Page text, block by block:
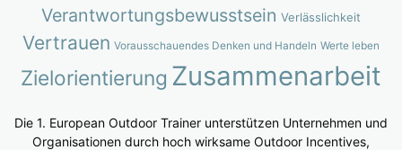
Verantwortungsbewusstsein Verlässlichkeit
Vertrauen Vorausschauendes Denken und Handeln Werte leben
Zielorientierung Zusammenarbeit
Die 1. European Outdoor Trainer unterstützen Unternehmen und
Organisationen durch hoch wirksame Outdoor Incentives,